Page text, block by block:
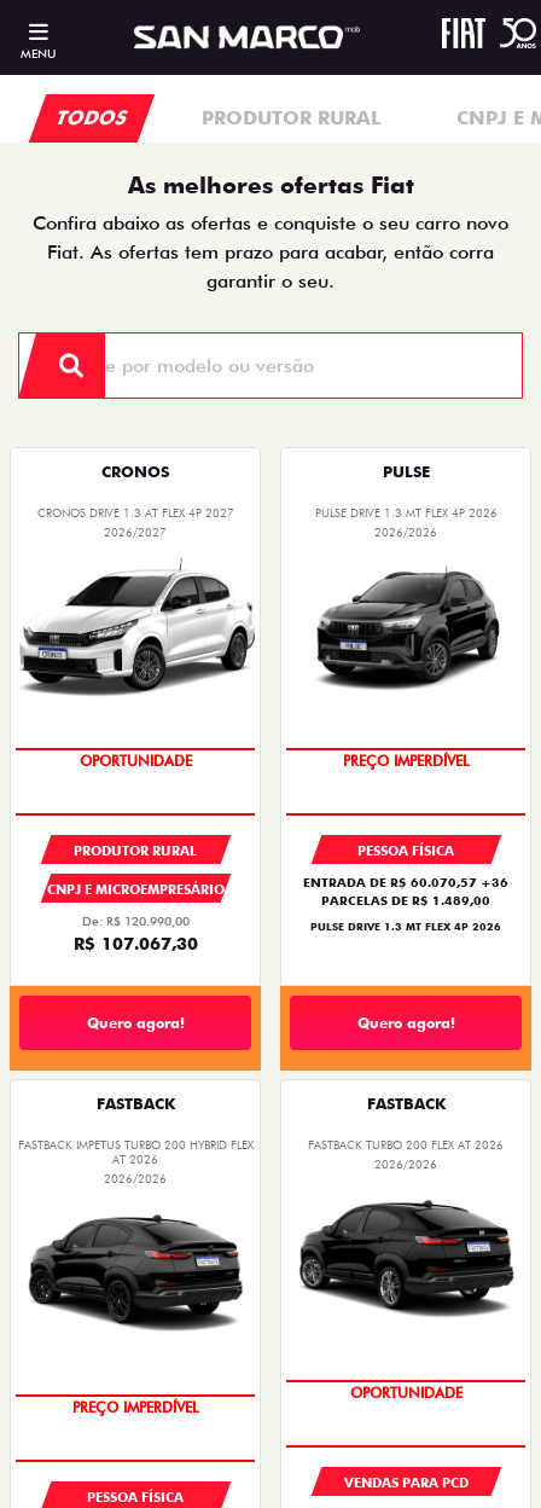
MENU
TODOS PRODUTOR RURAL CNPJ E
As melhores ofertas Fiat
Confira abaixo as ofertas e conquiste o seu carro novo
Fiat. As ofertas tem prazo para acabar, então corra
garantir o seu.
CRONOS
CRONOS DRIVE 1.3 AT FLEX 4P 2027
2026/2027
OPORTUNIDADE
PRODUTOR RURAL
CNPJ E MICROEMPRESÁRIO
De: R$ 120.990,00
R$ 107.067,30
Quero agora!
PULSE
PULSE DRIVE 1.3 MT FLEX 4P 2026
2026/2026
OPORTUNIDADE
PESSOA FÍSICA
ENTRADA DE R$ 60.070,57 +36
PARCELAS DE R$ 1.489,00
PULSE DRIVE 1.3 MT FLEX 4P 2026
Quero agora!
FASTBACK
FASTBACK IMPETUS TURBO 200 HYBRID FLEX
AT 2026
2026/2026
OPORTUNIDADE
PESSOA FÍSICA
FASTBACK
FASTBACK TURBO 200 FLEX AT 2026
2026/2026
OPORTUNIDADE
VENDAS PARA PCD